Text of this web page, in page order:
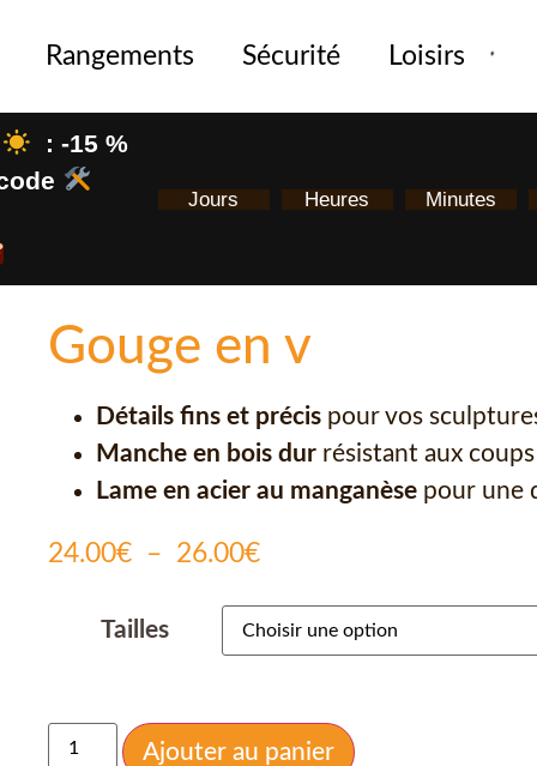
Rangements Sécurité Loisirs
: -15 %
Jours Heures Minutes
Gouge en v
Détails fins et précispour vos
Manche en bois durrésistant aux
Lame en acier au manganèsepour une
24.00€ – 26.00€
Tailles
Ajouter au panier